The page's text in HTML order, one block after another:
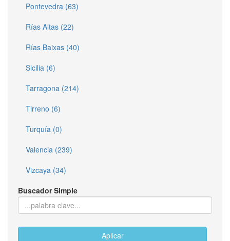
Pontevedra (63)
Rías Altas (22)
Rías Baixas (40)
Sicilia (6)
Tarragona (214)
Tirreno (6)
Turquía (0)
Valencia (239)
Vizcaya (34)
Buscador Simple
Aplicar